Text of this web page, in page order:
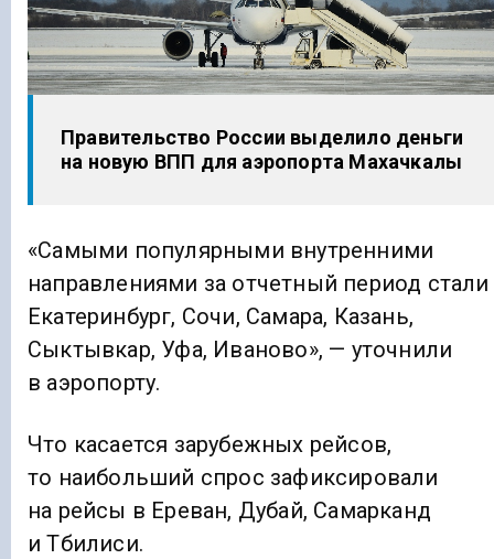
Правительство России выделило деньги
на новую ВПП для аэропорта Махачкалы
«Самыми популярными внутренними
направлениями за отчетный период стали
Екатеринбург, Сочи, Самара, Казань,
Сыктывкар, Уфа, Иваново», — уточнили
в аэропорту.
Что касается зарубежных рейсов,
то наибольший спрос зафиксировали
на рейсы в Ереван, Дубай, Самарканд
и Тбилиси.